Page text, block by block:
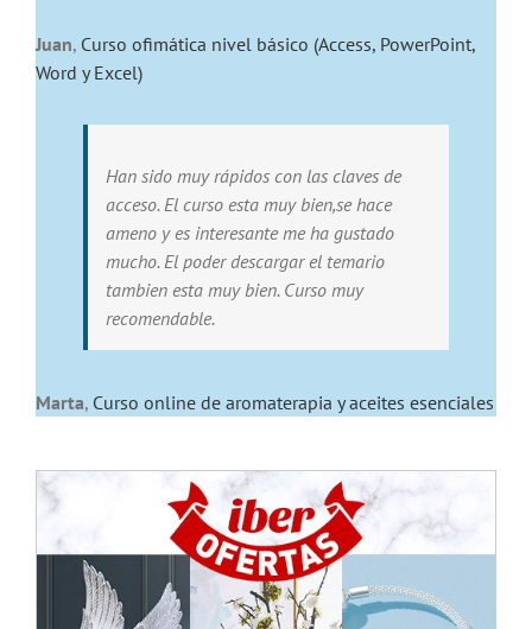
Juan, Curso ofimática nivel básico (Access, PowerPoint,
Word y Excel)
Han sido muy rápidos con las claves de
acceso. El curso esta muy bien,se hace
ameno y es interesante me ha gustado
mucho. El poder descargar el temario
tambien esta muy bien. Curso muy
recomendable.
Marta, Curso online de aromaterapia y aceites esenciales